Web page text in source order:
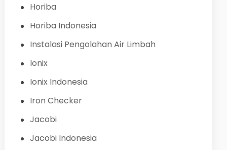
Horiba
Horiba Indonesia
Instalasi Pengolahan Air Limbah
Ionix
Ionix Indonesia
Iron Checker
Jacobi
Jacobi Indonesia